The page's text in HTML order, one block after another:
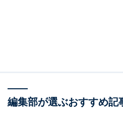
編集部が選ぶおすすめ記